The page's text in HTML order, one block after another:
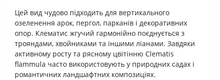
Цей вид чудово підходить для вертикального
озеленення арок, пергол, парканів і декоративних
опор. Клематис жгучий гармонійно поєднується з
трояндами, хвойниками та іншими ліанами. Завдяки
активному росту та рясному цвітінню Clematis
flammula часто використовують у природних садах і
романтичних ландшафтних композиціях.